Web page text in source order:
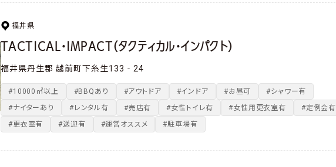
福井県
TACTICAL・IMPACT（タクティカル・インパクト）
福井県丹生郡 越前町下糸生133‐24
#10000㎡以上 #BBQあり #アウトドア #インドア #お昼可
#シャワー有
#ナイターあり
#レンタル有 #売店有 #女性トイレ有 #女性用更衣室有
#定例会有
#更衣室有
#送迎有 #運営オススメ #駐車場有